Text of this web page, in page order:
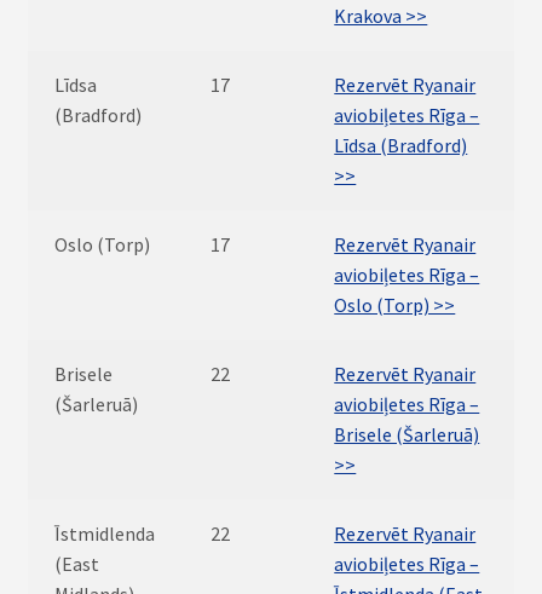
Krakova >>
Līdsa
(Bradford)
17
Rezervēt Ryanair
aviobiļetes Rīga –
Līdsa (Bradford)
>>
Oslo (Torp) 17
Rezervēt Ryanair
aviobiļetes Rīga –
Oslo (Torp) >>
Brisele
(Šarleruā)
22
Rezervēt Ryanair
aviobiļetes Rīga –
Brisele (Šarleruā)
>>
Īstmidlenda
(East
22
Rezervēt Ryanair
aviobiļetes Rīga –